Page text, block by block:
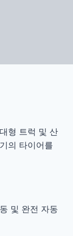
형 트럭 및 산
의 타이어를
및 완전 자동